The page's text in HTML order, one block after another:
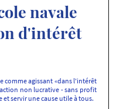
navale
d'intérêt
agissant «dans l'intérêt
non lucrative - sans profit
servir une cause utile à tous.